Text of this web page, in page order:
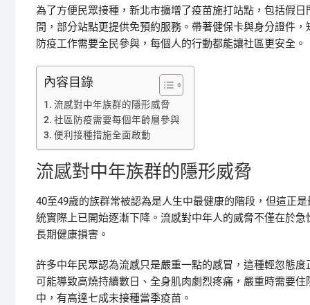
為了方便民眾接種，新北市擴增了疫苗施打站點，包括假
間，部分站點更提供免預約服務。帶著健保卡與身分證件
防疫工作需要全民參與，每個人的行動都能讓社區更安全。
內容目錄
流感對中年族群的隱形威脅
社區防疫需要每個年齡層參與
便利接種措施全面啟動
流感對中年族群的隱形威脅
40至49歲的族群常被認為是人生中最健康的階段，但這正
統實際上已開始逐漸下降。流感對中年人的威脅不僅在於
長期健康損害。
許多中年民眾認為流感只是嚴重一點的感冒，這種輕忽態
可能導致高燒持續數日、全身肌肉劇烈疼痛，嚴重時需要
中，有高達七成未接種當季疫苗。